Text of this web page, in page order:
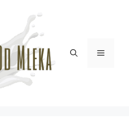
Menu